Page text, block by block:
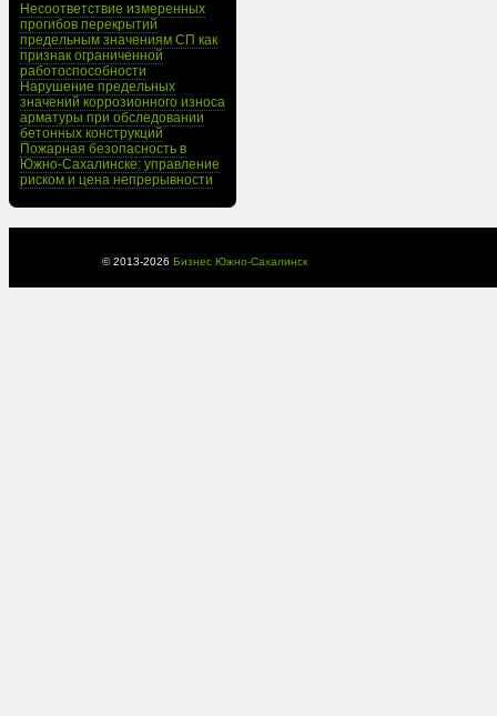
Несоответствие измеренных
прогибов перекрытий
предельным значениям СП как
признак ограниченной
работоспособности
Нарушение предельных
значений коррозионного износа
арматуры при обследовании
бетонных конструкций
Пожарная безопасность в
Южно-Сахалинске: управление
риском и цена непрерывности
© 2013-2026 Бизнес Южно-Сахалинск